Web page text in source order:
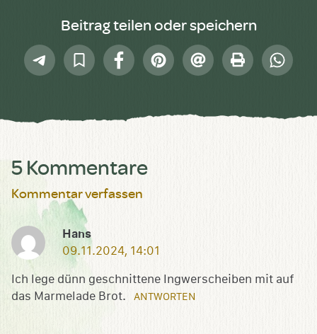
Beitrag teilen oder speichern
Telegram
In
Sammlung
FacebookPinterest
E-
Mail
Drucken
5 Kommentare
Kommentar verfassen
Hans
09.11.2024, 14:01
Ich lege dünn geschnittene Ingwerscheiben mit auf
das Marmelade Brot.
ANTWORTEN